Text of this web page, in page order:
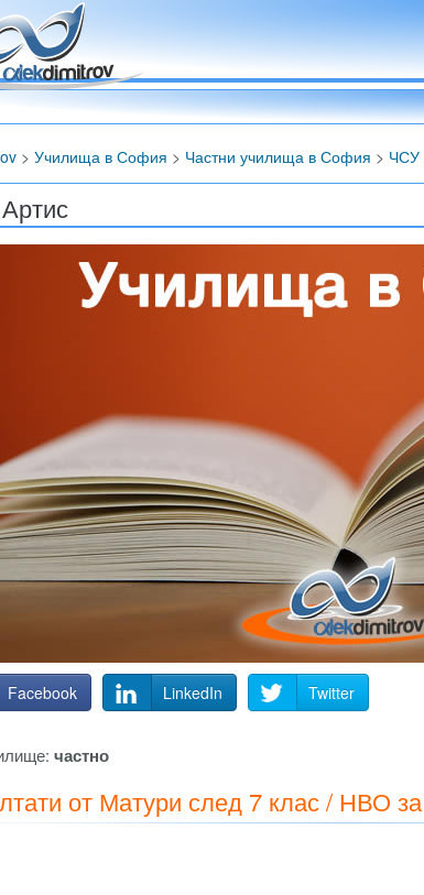
> Училища в София > Частни училища в София > ЧСУ
Facebook LinkedIn Twitter
частно
от Матури след 7 клас / НВО